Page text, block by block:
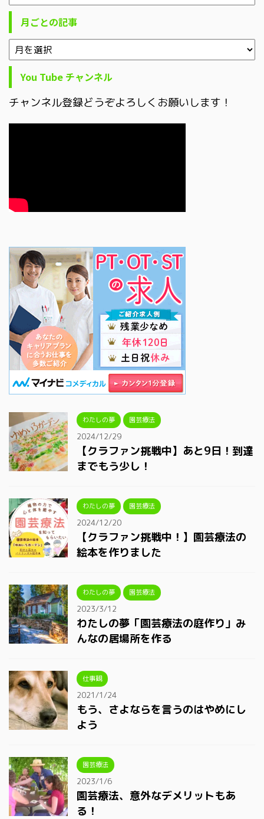
月ごとの記事
You Tube チャンネル
チャンネル登録どうぞよろしくお願いします！
わたしの夢 園芸療法
2024/12/29
【クラファン挑戦中】あと9日！到達
までもう少し！
わたしの夢 園芸療法
2024/12/20
【クラファン挑戦中！】園芸療法の
絵本を作りました
わたしの夢 園芸療法
2023/3/12
わたしの夢「園芸療法の庭作り」み
んなの居場所を作る
仕事観
2021/1/24
もう、さよならを言うのはやめにし
よう
園芸療法
2023/1/6
園芸療法、意外なデメリットもあ
る！